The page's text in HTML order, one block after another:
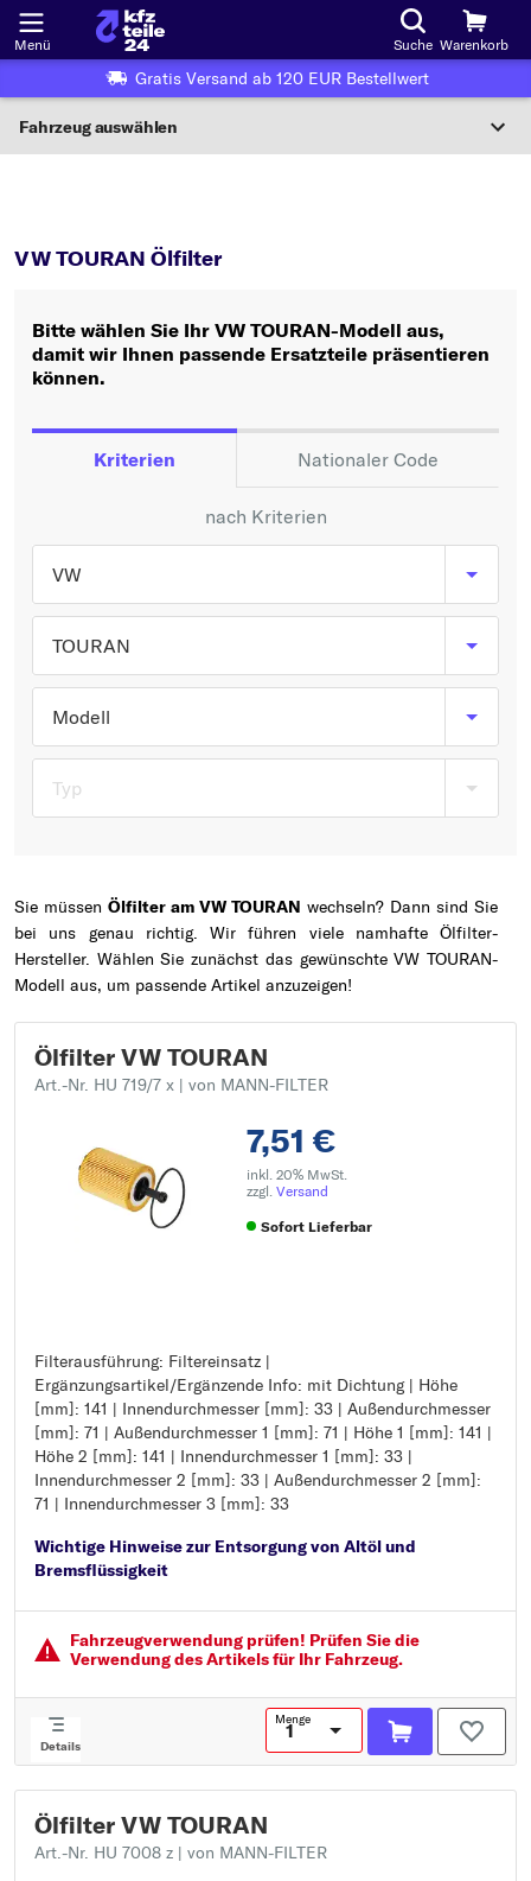
Menü Suche Warenkorb
Gratis Versand ab 120 EUR Bestellwert
Fahrzeug auswählen
Wo finde ich die?
Oder
Oder Fahrzeugauswahl nach Kriterien:
Hersteller wählen
Typ wählen
VW TOURAN Ölfilter
Bitte wählen Sie Ihr VW TOURAN-Modell aus,
damit wir Ihnen passende Ersatzteile präsentieren
können.
Kriterien Nationaler Code
nach Kriterien
VW
TOURAN
Modell
Typ
Sie müssen Ölfilter am VW TOURAN wechseln? Dann sind Sie
bei uns genau richtig. Wir führen viele namhafte Ölfilter-
Hersteller. Wählen Sie zunächst das gewünschte VW TOURAN-
Modell aus, um passende Artikel anzuzeigen!
Ölfilter VW TOURAN
Art.-Nr. HU 719/7 x | von MANN-FILTER
7,51 €
inkl. 20% MwSt.
zzgl. Versand
Sofort Lieferbar
Filterausführung: Filtereinsatz |
Ergänzungsartikel/Ergänzende Info: mit Dichtung | Höhe
[mm]: 141 | Innendurchmesser [mm]: 33 | Außendurchmesser
[mm]: 71 | Außendurchmesser 1 [mm]: 71 | Höhe 1 [mm]: 141 |
Höhe 2 [mm]: 141 | Innendurchmesser 1 [mm]: 33 |
Innendurchmesser 2 [mm]: 33 | Außendurchmesser 2 [mm]:
71 | Innendurchmesser 3 [mm]: 33
Wichtige Hinweise zur Entsorgung von Altöl und
Bremsflüssigkeit
Filterausführung: Filtereinsatz
Ergänzungsartikel/Ergänzende Info: mit Dichtung
Höhe [mm]: 141
Innendurchmesser [mm]: 33
Außendurchmesser [mm]: 71
Außendurchmesser 1 [mm]: 71
Höhe 1 [mm]: 141
Innendurchmesser 1 [mm]: 33
Innendurchmesser 2 [mm]: 33
Fahrzeugver­wendung prüfen! Prüfen Sie die
Verwendung des Artikels für Ihr Fahrzeug.
Details
Menge
Ölfilter VW TOURAN
Art.-Nr. HU 7008 z | von MANN-FILTER